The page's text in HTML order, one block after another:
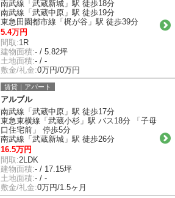
南武線「武蔵新城」駅 徒歩18分
南武線「武蔵中原」駅 徒歩19分
東急田園都市線「梶が谷」駅 徒歩39分
5.4万円
間取:1R
建物面積:- / 5.82坪
土地面積:- / -
敷金/礼金:0万円/0万円
賃貸｜アパート
アルブル
南武線「武蔵中原」駅 徒歩17分
東急東横線「武蔵小杉」駅 バス18分 「子母
口住宅前」 停歩5分
南武線「武蔵新城」駅 徒歩26分
16.5万円
間取:2LDK
建物面積:- / 17.15坪
土地面積:- / -
敷金/礼金:0万円/1.5ヶ月